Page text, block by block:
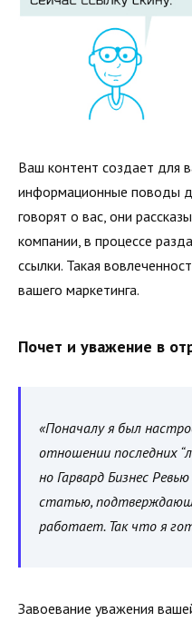
Ваш контент создает для
информационные поводы
говорят о вас, они
компании, в процессе
ссылки. Такая
вашего маркетинга.
Почет и уважение в
«Поначалу я был
отношении последних
но Гарвард Бизнес
статью,
работает. Так что я
Завоевание уважения